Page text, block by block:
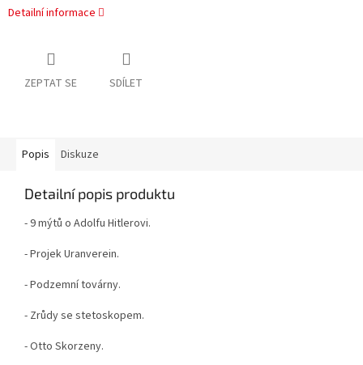
Detailní informace
ZEPTAT SE SDÍLET
Popis Diskuze
Detailní popis produktu
- 9 mýtů o Adolfu Hitlerovi.
- Projek Uranverein.
- Podzemní továrny.
- Zrůdy se stetoskopem.
- Otto Skorzeny.